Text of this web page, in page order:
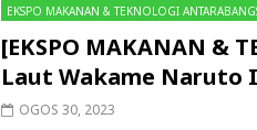
EKSPO MAKANAN & TEKNOLOGI
[EKSPO MAKANAN &
Laut Wakame Naruto
OGOS 30, 2023